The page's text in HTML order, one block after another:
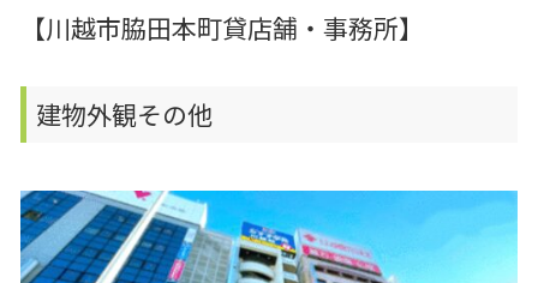
【川越市脇田本町貸店舗・事務所】
建物外観その他